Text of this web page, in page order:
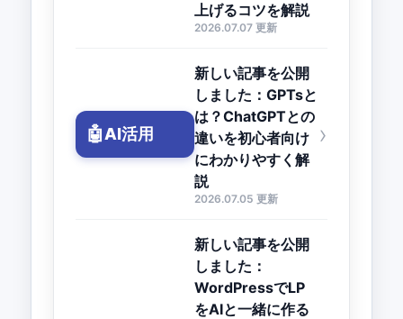
上げるコツを解説
2026.07.07 更新
🤖AI活用
新しい記事を公開
しました：GPTsと
は？ChatGPTとの
違いを初心者向け
にわかりやすく解
説
2026.07.05 更新
›
新しい記事を公開
しました：
WordPressでLP
をAIと一緒に作る